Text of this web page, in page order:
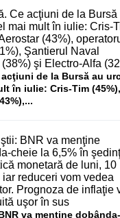
acţiuni de la Bursă au
în iulie: Cris-Tim (45%),
va menţine